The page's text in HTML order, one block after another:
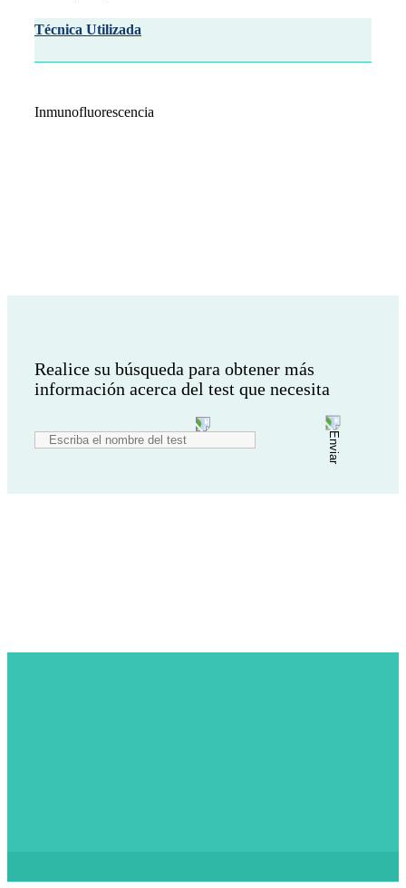
Técnica Utilizada
Inmunofluorescencia
Realice su búsqueda para obtener más
información acerca del test que necesita